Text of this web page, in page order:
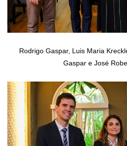
Rodrigo Gaspar, Luis Maria
Gaspar e José